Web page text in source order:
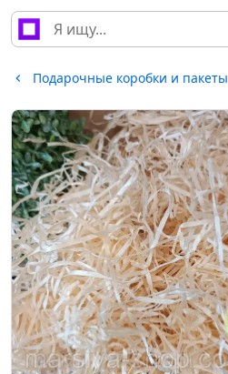
Подарочные коробки и пакеты